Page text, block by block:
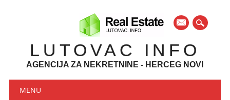
mail
LUTOVAC INFO
AGENCIJA ZA NEKRETNINE - HERCEG NOVI
Main menu
MENU